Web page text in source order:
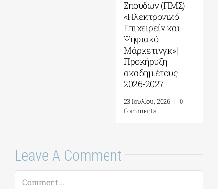
Σπουδών (ΠΜΣ)
«Ηλεκτρονικό
Επιχειρείν και
Ψηφιακό
Μάρκετινγκ»|
Προκήρυξη
ακαδημ.έτους
2026-2027
23 Ιουλίου, 2026 | 0
Comments
Leave A Comment
Comment